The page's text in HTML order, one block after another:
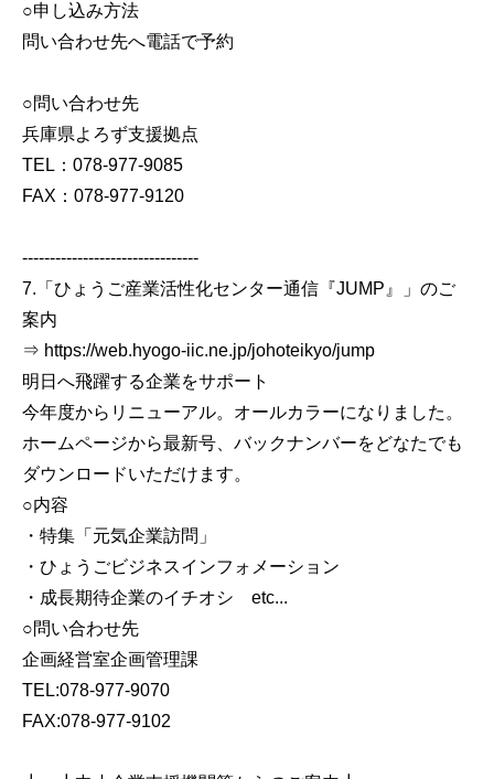
○申し込み方法
問い合わせ先へ電話で予約
○問い合わせ先
兵庫県よろず支援拠点
TEL：078-977-9085
FAX：078-977-9120
--------------------------------
7.「ひょうご産業活性化センター通信『JUMP』」のご
案内
⇒ https://web.hyogo-iic.ne.jp/johoteikyo/jump
明日へ飛躍する企業をサポート
今年度からリニューアル。オールカラーになりました。
ホームページから最新号、バックナンバーをどなたでも
ダウンロードいただけます。
○内容
・特集「元気企業訪問」
・ひょうごビジネスインフォメーション
・成長期待企業のイチオシ etc...
○問い合わせ先
企画経営室企画管理課
TEL:078-977-9070
FAX:078-977-9102